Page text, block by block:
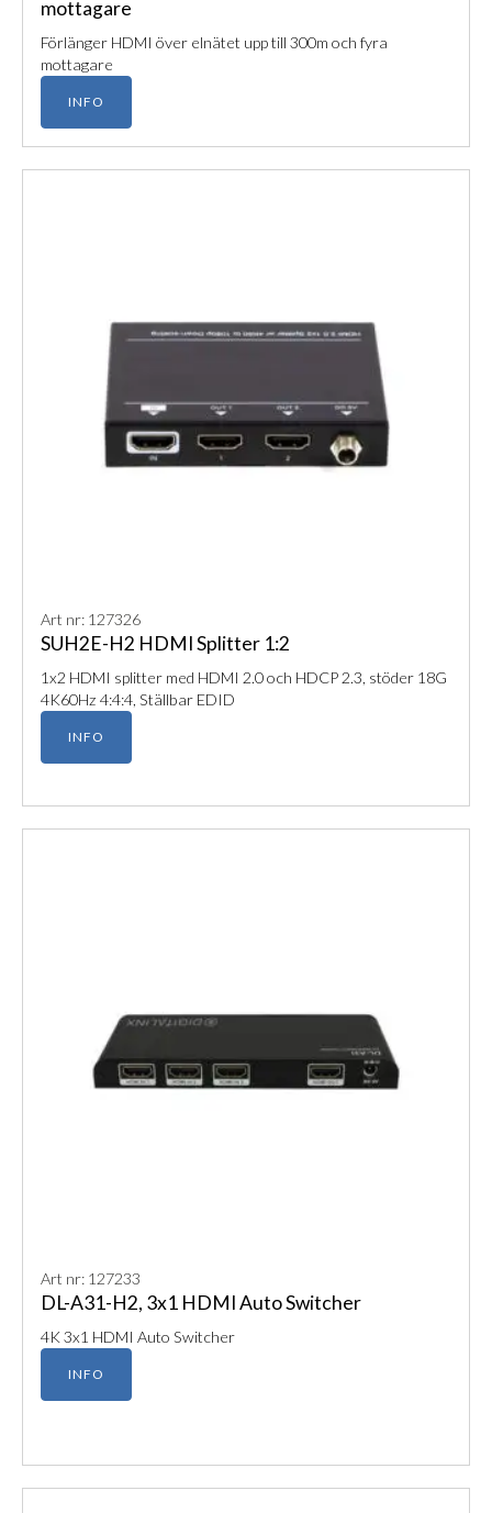
mottagare
Förlänger HDMI över elnätet upp till 300m och fyra
mottagare
INFO
Art nr: 127326
SUH2E-H2 HDMI Splitter 1:2
1x2 HDMI splitter med HDMI 2.0 och HDCP 2.3, stöder 18G
4K60Hz 4:4:4, Ställbar EDID
INFO
Art nr: 127233
DL-A31-H2, 3x1 HDMI Auto Switcher
4K 3x1 HDMI Auto Switcher
INFO